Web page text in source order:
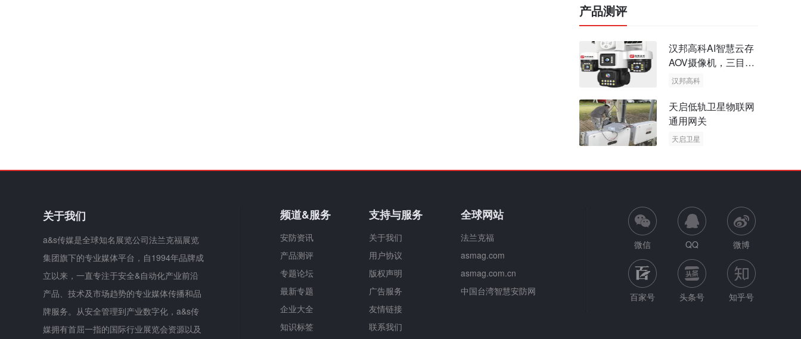
产品测评
汉邦高科AI智慧云存
AOV摄像机，三目太
阳能多摄球机
汉邦高科
太阳能多摄球机
天启低轨卫星物联网
通用网关
天启卫星
关于我们
a&s传媒是全球知名展览公司法兰克福展览
集团旗下的专业媒体平台，自1994年品牌成
立以来，一直专注于安全&自动化产业前沿
产品、技术及市场趋势的专业媒体传播和品
牌服务。从安全管理到产业数字化，a&s传
媒拥有首屈一指的国际行业展览会资源以及
频道&服务
安防资讯
产品测评
专题论坛
最新专题
企业大全
知识标签
支持与服务
关于我们
用户协议
版权声明
广告服务
友情链接
联系我们
全球网站
法兰克福
asmag.com
asmag.com.cn
中国台湾智慧安防网
微信 QQ 微博
百家号 头条号 知乎号